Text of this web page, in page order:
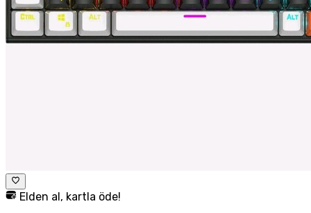
Elden al, kartla öde!